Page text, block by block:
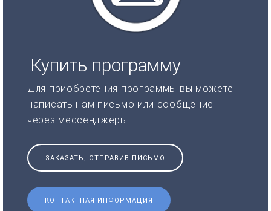
Купить программу
Для приобретения программы вы можете
написать нам письмо или сообщение
через мессенджеры
ЗАКАЗАТЬ, ОТПРАВИВ ПИСЬМО
КОНТАКТНАЯ ИНФОРМАЦИЯ